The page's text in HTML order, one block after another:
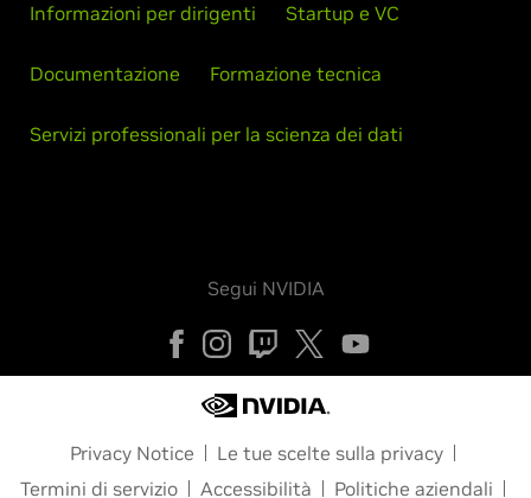
Informazioni per dirigenti Startup e VC
Documentazione Formazione tecnica
Servizi professionali per la scienza dei dati
Segui NVIDIA
Privacy Notice
Le tue scelte sulla privacy
Termini di servizio
Accessibilità Politiche aziendali